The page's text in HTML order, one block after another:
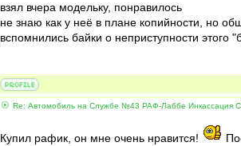
взял вчера модельку, понравилось
не знаю как у неё в плане копийности, но
вспомнились байки о неприступности этого
Re: Автомобиль на Службе №43 РАФ-Лаббе Инкассация
Купил рафик, он мне очень нравится!